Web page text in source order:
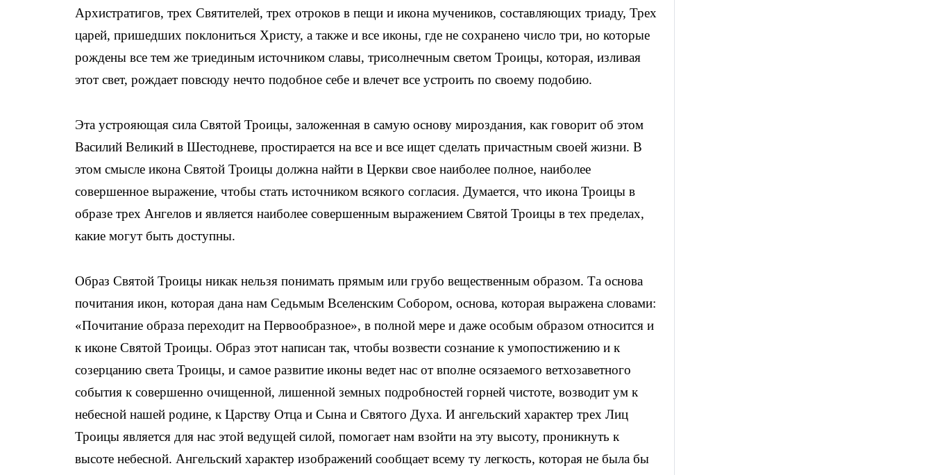
Архистратигов, трех Святителей, трех отроков в пещи и икона мучеников, составляющих триаду, Трех
царей, пришедших поклониться Христу, а также и все иконы, где не сохранено число три, но которые
рождены все тем же триединым источником славы, трисолнечным светом Троицы, которая, изливая
этот свет, рождает повсюду нечто подобное себе и влечет все устроить по своему подобию.
Эта устрояющая сила Святой Троицы, заложенная в самую основу мироздания, как говорит об этом
Василий Великий в Шестодневе, простирается на все и все ищет сделать причастным своей жизни. В
этом смысле икона Святой Троицы должна найти в Церкви свое наиболее полное, наиболее
совершенное выражение, чтобы стать источником всякого согласия. Думается, что икона Троицы в
образе трех Ангелов и является наиболее совершенным выражением Святой Троицы в тех пределах,
какие могут быть доступны.
Образ Святой Троицы никак нельзя понимать прямым или грубо вещественным образом. Та основа
почитания икон, которая дана нам Седьмым Вселенским Собором, основа, которая выражена словами:
«Почитание образа переходит на Первообразное», в полной мере и даже особым образом относится и
к иконе Святой Троицы. Образ этот написан так, чтобы возвести сознание к умопостижению и к
созерцанию света Троицы, и самое развитие иконы ведет нас от вполне осязаемого ветхозаветного
события к совершенно очищенной, лишенной земных подробностей горней чистоте, возводит ум к
небесной нашей родине, к Царству Отца и Сына и Святого Духа. И ангельский характер трех Лиц
Троицы является для нас этой ведущей силой, помогает нам взойти на эту высоту, проникнуть к
высоте небесной. Ангельский характер изображений сообщает всему ту легкость, которая не была бы